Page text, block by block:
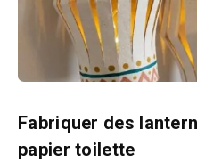
Fabriquer des
papier toilette